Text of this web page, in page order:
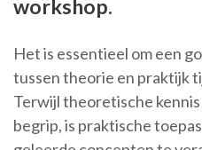
workshop.
Het is essentieel om een
tussen theorie en praktijk
Terwijl theoretische
begrip, is praktische